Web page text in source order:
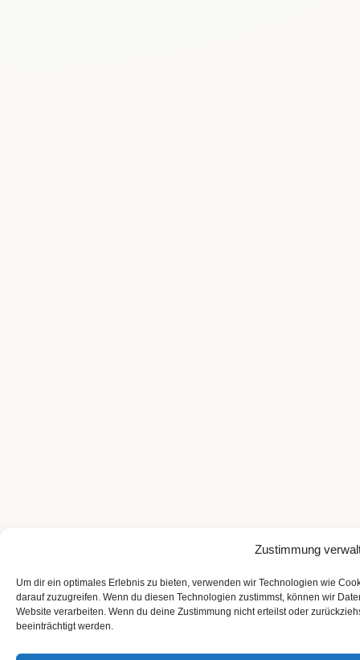
Zustimmung
Um dir ein optimales Erlebnis zu bieten, verwenden wir Technologien wie
darauf zuzugreifen. Wenn du diesen Technologien zustimmst, können wir
Website verarbeiten. Wenn du deine Zustimmung nicht erteilst oder
beeinträchtigt werden.